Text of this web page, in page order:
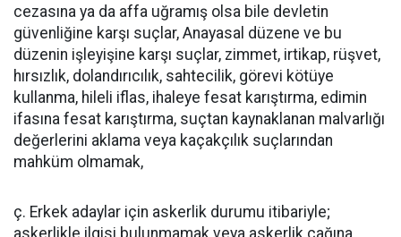
cezasına ya da affa uğramış olsa bile devletin
güvenliğine karşı suçlar, Anayasal düzene ve bu
düzenin işleyişine karşı suçlar, zimmet, irtikap, rüşvet,
hırsızlık, dolandırıcılık, sahtecilik, görevi kötüye
kullanma, hileli iflas, ihaleye fesat karıştırma, edimin
ifasına fesat karıştırma, suçtan kaynaklanan malvarlığı
değerlerini aklama veya kaçakçılık suçlarından
mahküm olmamak,
ç. Erkek adaylar için askerlik durumu itibariyle;
askerlikle ilgisi bulunmamak veya askerlik çağına